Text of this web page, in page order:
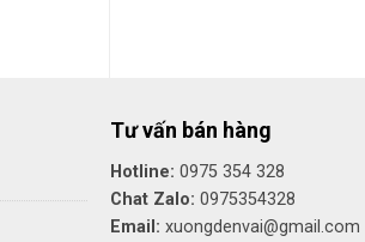
Tư vấn bán hàng
Hotline: 0975 354 328
Chat Zalo: 0975354328
Email: xuongdenvai@gmail.com